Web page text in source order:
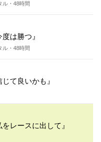
ル・ 48時間
は勝つ』
ル・ 48時間
て良いかも』
レースに出して』